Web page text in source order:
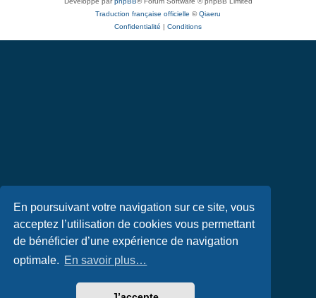
En poursuivant votre navigation sur ce site, vous
acceptez l’utilisation de cookies vous permettant
de bénéficier d’une expérience de navigation
optimale. En savoir plus…
Traduction française officielle ©Qiaeru
Confidentialité | Conditions